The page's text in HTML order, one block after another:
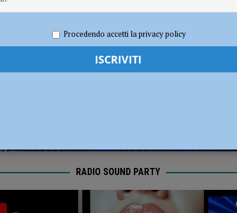
in corso sulla morte di un 49enne piacentino CRONACA
Redazione FG Politica
RADIO SOUND PARTY
Procedendo accetti la privacy policy